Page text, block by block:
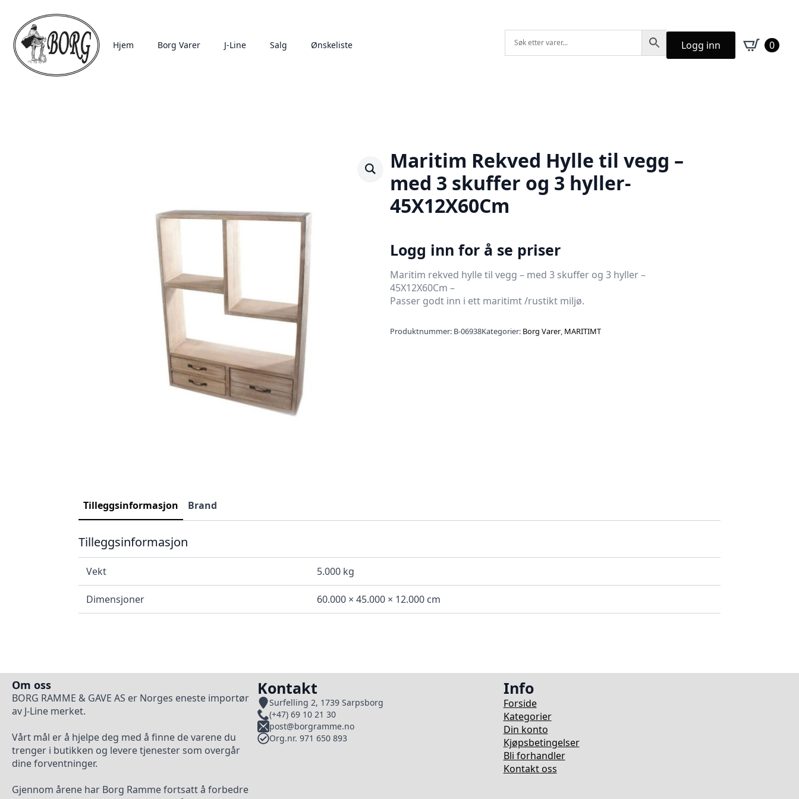
Hjem Borg Varer J-Line Salg Ønskeliste Logg inn 0
Maritim Rekved Hylle til vegg –
med 3 skuffer og 3 hyller-
45X12X60Cm
Logg inn for å se priser
Maritim rekved hylle til vegg – med 3 skuffer og 3 hyller –
45X12X60Cm –
Passer godt inn i ett maritimt /rustikt miljø.
Produktnummer: B-06938Kategorier: Borg Varer, MARITIMT
Tilleggsinformasjon Brand
Tilleggsinformasjon
Vekt 5.000 kg
Dimensjoner 60.000 × 45.000 × 12.000 cm
Om oss
BORG RAMME & GAVE AS er Norges eneste importør
av J-Line merket.
Vårt mål er å hjelpe deg med å finne de varene du
trenger i butikken og levere tjenester som overgår
dine forventninger.
Gjennom årene har Borg Ramme fortsatt å forbedre
Kontakt
Surfelling 2, 1739 Sarpsborg
(+47) 69 10 21 30
post@borgramme.no
Org.nr. 971 650 893
Info
Forside
Kategorier
Din konto
Kjøpsbetingelser
Bli forhandler
Kontakt oss